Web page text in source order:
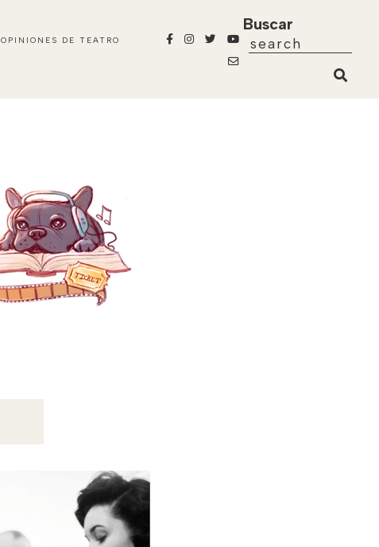
OPINIONES DE TEATRO
Buscar